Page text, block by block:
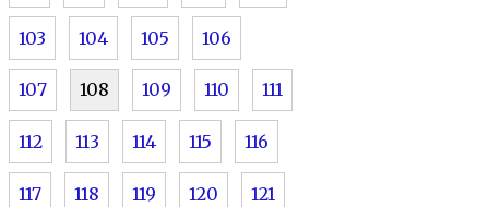
103 104 105 106
107 108 109 110 111
112 113 114 115 116
117 118 119 120 121